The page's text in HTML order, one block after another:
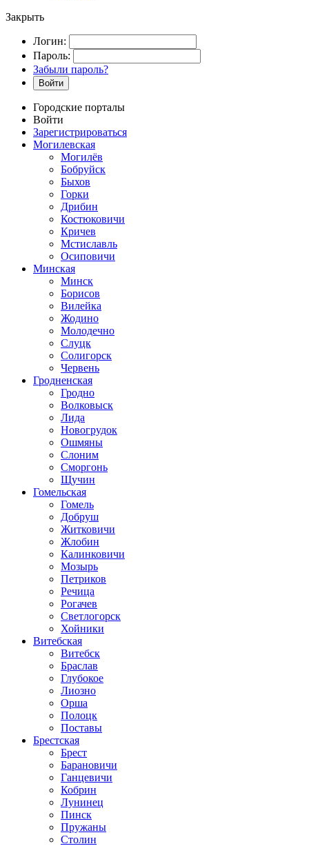
Закрыть
Логин:
Пароль:
Забыли пароль?
Войти
Городские порталы
Войти
Зарегистрироваться
Могилевская
Могилёв
Бобруйск
Быхов
Горки
Дрибин
Костюковичи
Кричев
Мстиславль
Осиповичи
Минская
Минск
Борисов
Вилейка
Жодино
Молодечно
Слуцк
Солигорск
Червень
Гродненская
Гродно
Волковыск
Лида
Новогрудок
Ошмяны
Слоним
Сморгонь
Щучин
Гомельская
Гомель
Добруш
Житковичи
Жлобин
Калинковичи
Мозырь
Петриков
Речица
Рогачев
Светлогорск
Хойники
Витебская
Витебск
Браслав
Глубокое
Лиозно
Орша
Полоцк
Поставы
Брестская
Брест
Барановичи
Ганцевичи
Кобрин
Лунинец
Пинск
Пружаны
Столин